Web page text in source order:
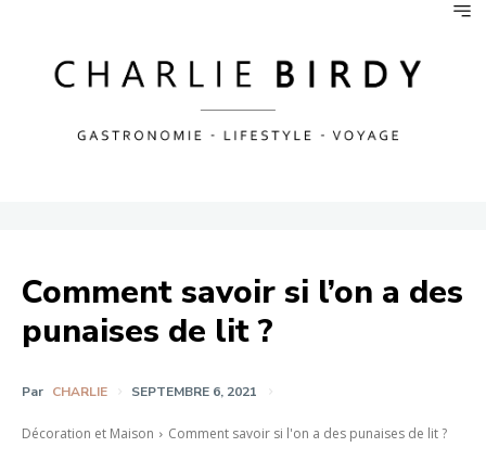
Comment savoir si l’on a des
punaises de lit ?
Par CHARLIE SEPTEMBRE 6, 2021
Décoration et Maison Comment savoir si l'on a des punaises de lit ?